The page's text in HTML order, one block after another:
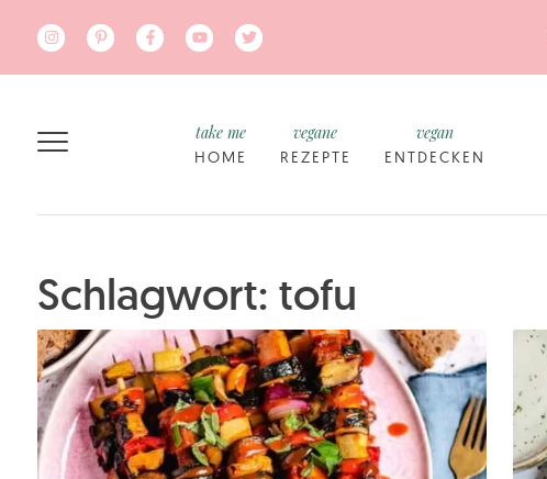
HOME
take me
REZEPTE
vegane
ENTDECKEN
vegan
Schlagwort: tofu